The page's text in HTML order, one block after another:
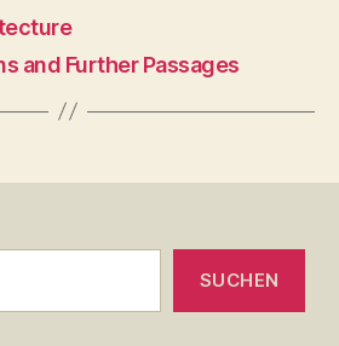
and Further Passages
SUCHEN